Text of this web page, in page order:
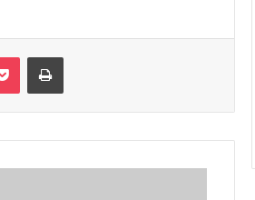
Pocket Imprimir